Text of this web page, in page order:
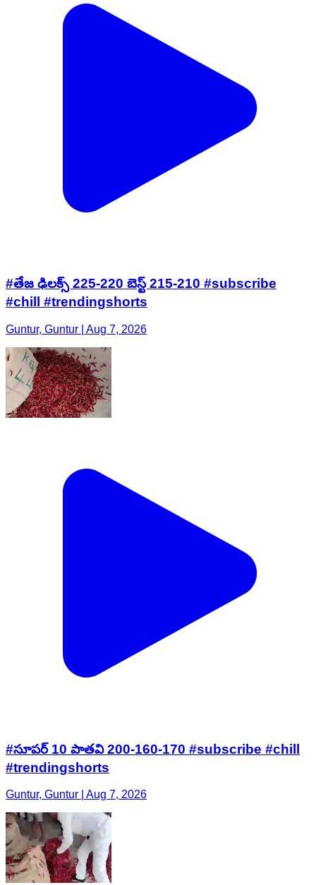
#తేజ ఢిలక్స్ 225-220 బెస్ట్ 215-210 #subscribe
#chill #trendingshorts
Guntur, Guntur | Aug 7, 2026
#సూపర్ 10 పాతవి 200-160-170 #subscribe #chill
#trendingshorts
Guntur, Guntur | Aug 7, 2026